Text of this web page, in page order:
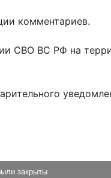
комментариев.
СВО ВС РФ на
закрыты